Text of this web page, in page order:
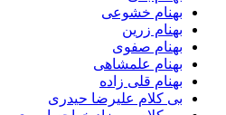
بهنام خشوعی
بهنام زرین
بهنام صفوی
بهنام علمشاهی
بهنام قلی زاده
بی کلام علیرضا حیدری